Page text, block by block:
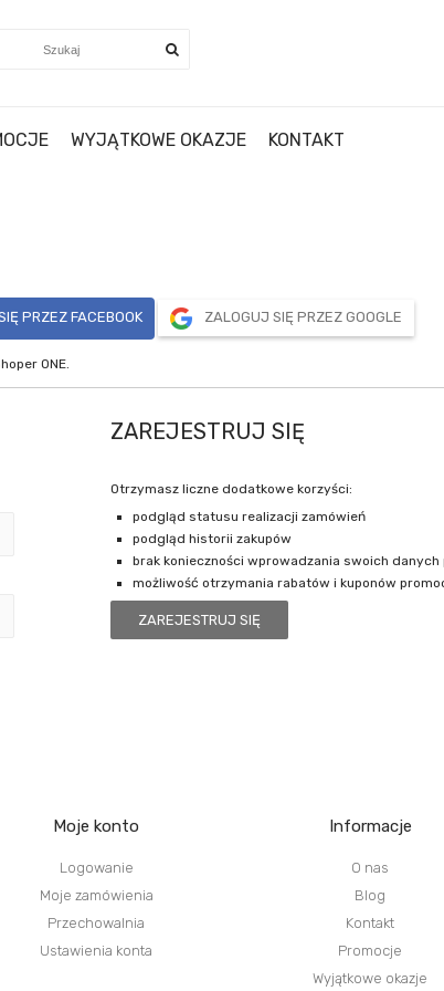
WYJĄTKOWE OKAZJE KONTAKT
PRZEZ FACEBOOK ZALOGUJ SIĘ PRZEZ GOOGLE
ONE.
ZAREJESTRUJ SIĘ
Otrzymasz liczne dodatkowe korzyści:
podgląd statusu realizacji zamówień
podgląd historii zakupów
brak konieczności wprowadzania swoich danych
możliwość otrzymania rabatów i kuponów
ZAREJESTRUJ SIĘ
Moje konto
Logowanie
Moje zamówienia
Przechowalnia
Ustawienia konta
Informacje
O nas
Blog
Kontakt
Promocje
Wyjątkowe okazje